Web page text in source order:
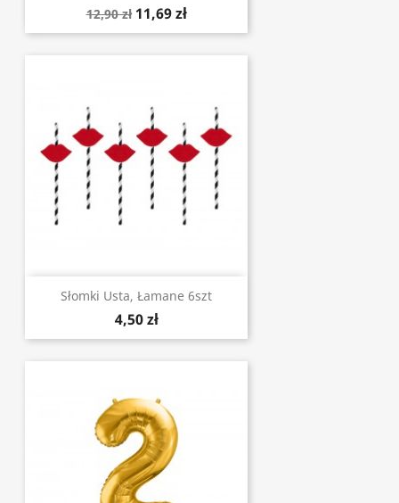
12,90 zł 11,69 zł
Słomki Usta, Łamane 6szt
4,50 zł